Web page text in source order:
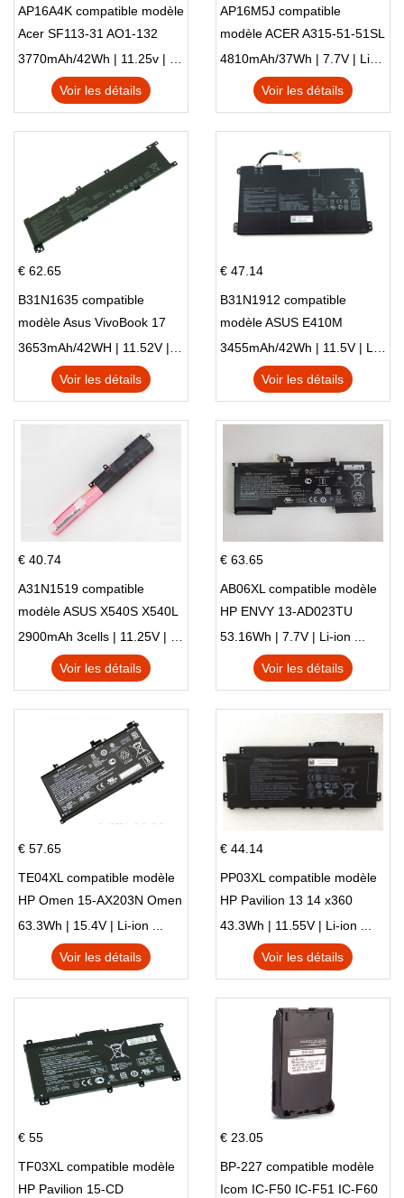
AP16A4K compatible modèle
Acer SF113-31 AO1-132
NE132
3770mAh/42Wh | 11.25v | Li-ion ...
Voir les détails
AP16M5J compatible
modèle ACER A315-51-51SL
N17Q1 SERIES
4810mAh/37Wh | 7.7V | Li-ion ...
Voir les détails
€ 62.65
B31N1635 compatible
modèle Asus VivoBook 17
X705NC X705UA X705UV
X705UN X705UD
3653mAh/42WH | 11.52V | Li-ion ...
Voir les détails
€ 47.14
B31N1912 compatible
modèle ASUS E410M
E410MA L410MA
3455mAh/42Wh | 11.5V | Li-ion ...
Voir les détails
€ 40.74
A31N1519 compatible
modèle ASUS X540S X540L
X540LA-SI302 X540SA
X540S
2900mAh 3cells | 11.25V | Li-ion ...
Voir les détails
€ 63.65
AB06XL compatible modèle
HP ENVY 13-AD023TU
HSTNN-DB8C 921438-855
TPN-I128
53.16Wh | 7.7V | Li-ion ...
Voir les détails
€ 57.65
TE04XL compatible modèle
HP Omen 15-AX203N Omen
15 Series Pavilion 15 Series
63.3Wh | 15.4V | Li-ion ...
Voir les détails
€ 44.14
PP03XL compatible modèle
HP Pavilion 13 14 x360
L83388-AC1 L83388-421
HSTNN-LB8S M01118-421
M01144-005 13-BB 14-DV
43.3Wh | 11.55V | Li-ion ...
Voir les détails
€ 55
TF03XL compatible modèle
HP Pavilion 15-CD
€ 23.05
BP-227 compatible modèle
Icom IC-F50 IC-F51 IC-F60